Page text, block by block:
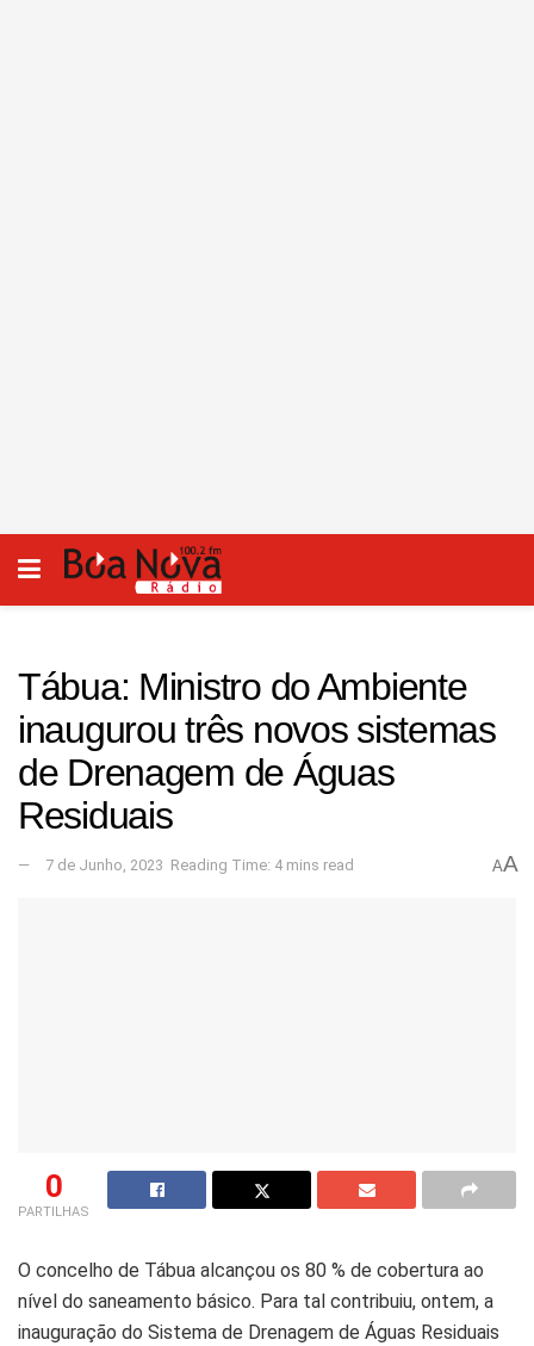
Tábua: Ministro do Ambiente
inaugurou três novos sistemas
de Drenagem de Águas
Residuais
7 de Junho, 2023 Reading Time: 4 mins read AA
0
PARTILHAS
O concelho de Tábua alcançou os 80 % de cobertura ao
nível do saneamento básico. Para tal contribuiu, ontem, a
inauguração do Sistema de Drenagem de Águas Residuais